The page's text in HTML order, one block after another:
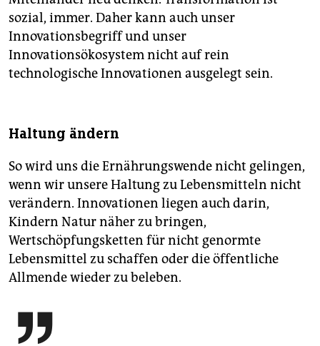
sozial, immer. Daher kann auch unser
Innovationsbegriff und unser
Innovationsökosystem nicht auf rein
technologische Innovationen ausgelegt sein.
Haltung ändern
So wird uns die Ernährungswende nicht gelingen,
wenn wir unsere Haltung zu Lebensmitteln nicht
verändern. Innovationen liegen auch darin,
Kindern Natur näher zu bringen,
Wertschöpfungsketten für nicht genormte
Lebensmittel zu schaffen oder die öffentliche
Allmende wieder zu beleben.
